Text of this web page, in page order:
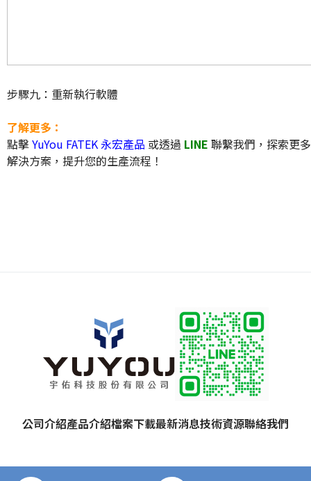
步驟九：重新執行軟體
了解更多：
點擊YuYou FATEK 永宏產品 或透過 LINE 聯繫我們，探索更
解決方案，提升您的生產流程！
公司介紹產品介紹檔案下載最新消息技術資源聯絡我們